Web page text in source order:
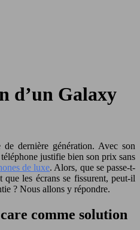
d’un Galaxy
dernière génération. Avec son
justifie bien son prix sans
de luxe. Alors, que se passe-t-
les écrans se fissurent, peut-il
? Nous allons y répondre.
comme solution